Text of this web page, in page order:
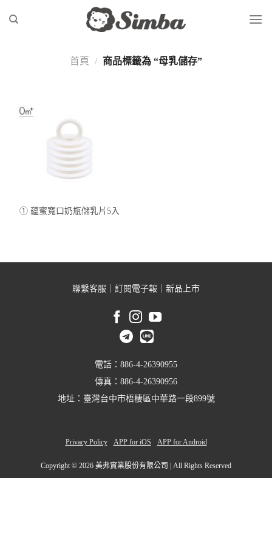
首頁 / 商品標籤為 “母乳儲存”
① 蘊蜜寬口奶瓶儲乳片5入
聯繫客服 訂閱電子報 新品上市
電話：886-4-26390955
傳真：886-4-26390956
地址：臺灣台中市梧棲區中華路一段899號
Privacy Policy APP for iOS APP for Android
Copyright © 2026 美弗實業股份有限公司 | All Rights Reserved